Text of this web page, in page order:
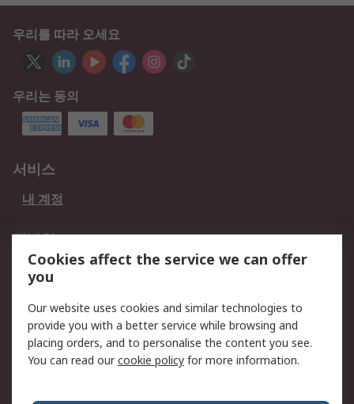
우리를 따라 오세요
우리는 동의
서비스
내 계정
적법한
개인 정보 보호 정책
데이터 보호
웹사이트 사용 약관
회사 소개
RS 계좌 정보
그룹사 RS Group에 대해
Cookies affect the service we can offer
you
Our website uses cookies and similar technologies to
provide you with a better service while browsing and
placing orders, and to personalise the content you see.
You can read ourcookie policy for more information.